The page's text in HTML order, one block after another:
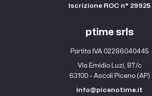
Iscrizione ROC n° 29925
ptime srls
Partita IVA 02286040445
Via Emidio Luzi, 87/c
63100 – Ascoli Piceno (AP)
info@picenotime.it